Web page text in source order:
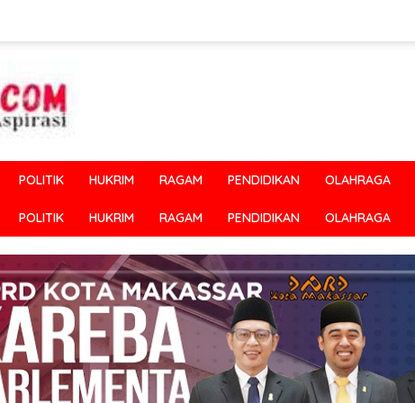
POLITIK HUKRIM RAGAM PENDIDIKAN OLAHRAGA
POLITIK HUKRIM RAGAM PENDIDIKAN OLAHRAGA